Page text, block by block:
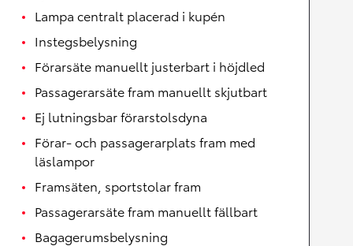
Lampa centralt placerad i kupén
Instegsbelysning
Förarsäte manuellt justerbart i höjdled
Passagerarsäte fram manuellt skjutbart
Ej lutningsbar förarstolsdyna
Förar- och passagerarplats fram med
läslampor
Framsäten, sportstolar fram
Passagerarsäte fram manuellt fällbart
Bagagerumsbelysning